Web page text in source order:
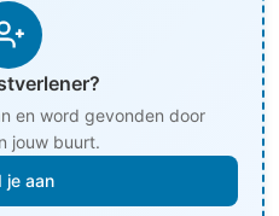
en word gevonden door
jouw buurt.
je aan